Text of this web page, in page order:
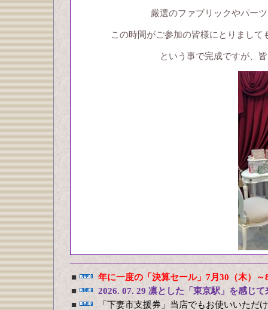
厳選のファブリックやパー
この時間がご参加の皆様にとりまし
という事で完成ですが、
■
年に一度の「決算セール」7月30（木）
■
2026. 07. 29 凛とした「東京駅」を感じて
■
「下妻市支援券」当店でもお使いいただ